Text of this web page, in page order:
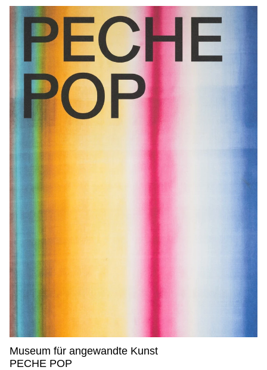
Museum für angewandte Kunst
Museum für angewandte Kunst,
PECHE POP